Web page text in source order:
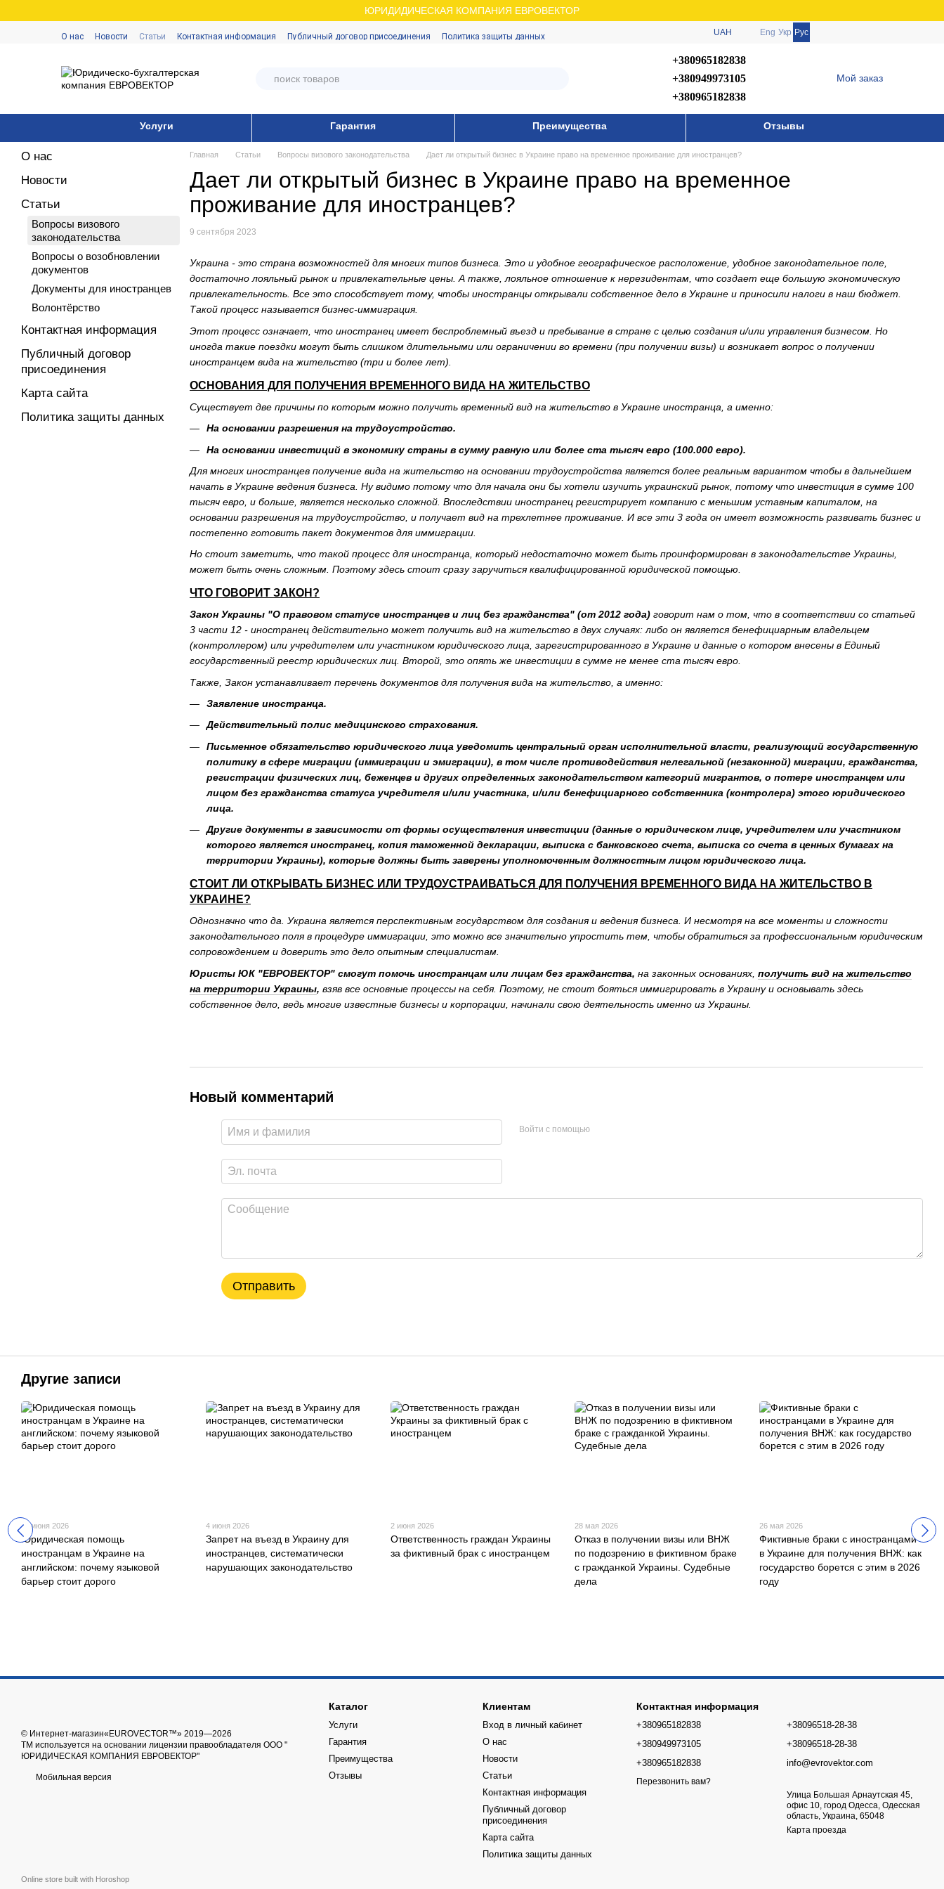
ЮРИДИДИЧЕСКАЯ КОМПАНИЯ ЕВРОВЕКТОР
О нас Новости Статьи Контактная информация Публичный договор присоединения Политика защиты данных UAH Eng Укр Рус
+380965182838
+380949973105
+380965182838
Мой заказ
Услуги Гарантия Преимущества Отзывы
Главная Статьи Вопросы визового законодательства Дает ли открытый бизнес в Украине право на временное проживание для иностранцев?
Дает ли открытый бизнес в Украине право на временное
проживание для иностранцев?
9 сентября 2023
Украина - это страна возможностей для многих типов бизнеса. Это и удобное географическое расположение, удобное законодательное поле,
достаточно лояльный рынок и привлекательные цены. А также, лояльное отношение к нерезидентам, что создает еще большую экономическую
привлекательность. Все это способствует тому, чтобы иностранцы открывали собственное дело в Украине и приносили налоги в наш бюджет.
Такой процесс называется бизнес-иммиграция.
Этот процесс означает, что иностранец имеет беспроблемный въезд и пребывание в стране с целью создания и/или управления бизнесом. Но
иногда такие поездки могут быть слишком длительными или ограничении во времени (при получении визы) и возникает вопрос о получении
иностранцем вида на жительство (три и более лет).
ОСНОВАНИЯ ДЛЯ ПОЛУЧЕНИЯ ВРЕМЕННОГО ВИДА НА ЖИТЕЛЬСТВО
Существует две причины по которым можно получить временный вид на жительство в Украине иностранца, а именно:
На основании разрешения на трудоустройство.
На основании инвестиций в экономику страны в сумму равную или более ста тысяч евро (100.000 евро).
Для многих иностранцев получение вида на жительство на основании трудоустройства является более реальным вариантом чтобы в дальнейшем
начать в Украине ведения бизнеса. Ну видимо потому что для начала они бы хотели изучить украинский рынок, потому что инвестиция в сумме 100
тысяч евро, и больше, является несколько сложной. Впоследствии иностранец регистрирует компанию с меньшим уставным капиталом, на
основании разрешения на трудоустройство, и получает вид на трехлетнее проживание. И все эти 3 года он имеет возможность развивать бизнес и
постепенно готовить пакет документов для иммиграции.
Но стоит заметить, что такой процесс для иностранца, который недостаточно может быть проинформирован в законодательстве Украины,
может быть очень сложным. Поэтому здесь стоит сразу заручиться квалифицированной юридической помощью.
ЧТО ГОВОРИТ ЗАКОН?
Закон Украины "О правовом статусе иностранцев и лиц без гражданства" (от 2012 года) говорит нам о том, что в соответствии со статьей
3 части 12 - иностранец действительно может получить вид на жительство в двух случаях: либо он является бенефициарным владельцем
(контроллером) или учредителем или участником юридического лица, зарегистрированного в Украине и данные о котором внесены в Единый
государственный реестр юридических лиц. Второй, это опять же инвестиции в сумме не менее ста тысяч евро.
Также, Закон устанавливает перечень документов для получения вида на жительство, а именно:
Заявление иностранца.
Действительный полис медицинского страхования.
Письменное обязательство юридического лица уведомить центральный орган исполнительной власти, реализующий государственную
политику в сфере миграции (иммиграции и эмиграции), в том числе противодействия нелегальной (незаконной) миграции, гражданства,
регистрации физических лиц, беженцев и других определенных законодательством категорий мигрантов, о потере иностранцем или
лицом без гражданства статуса учредителя и/или участника, и/или бенефициарного собственника (контролера) этого юридического
лица.
Другие документы в зависимости от формы осуществления инвестиции (данные о юридическом лице, учредителем или участником
которого является иностранец, копия таможенной декларации, выписка с банковского счета, выписка со счета в ценных бумагах на
территории Украины), которые должны быть заверены уполномоченным должностным лицом юридического лица.
СТОИТ ЛИ ОТКРЫВАТЬ БИЗНЕС ИЛИ ТРУДОУСТРАИВАТЬСЯ ДЛЯ ПОЛУЧЕНИЯ ВРЕМЕННОГО ВИДА НА ЖИТЕЛЬСТВО В
УКРАИНЕ?
Однозначно что да. Украина является перспективным государством для создания и ведения бизнеса. И несмотря на все моменты и сложности
законодательного поля в процедуре иммиграции, это можно все значительно упростить тем, чтобы обратиться за профессиональным юридическим
сопровождением и доверить это дело опытным специалистам.
Юристы ЮК "ЕВРОВЕКТОР" смогут помочь иностранцам или лицам без гражданства, на законных основаниях, получить вид на жительство
на территории Украины, взяв все основные процессы на себя. Поэтому, не стоит бояться иммигрировать в Украину и основывать здесь
собственное дело, ведь многие известные бизнесы и корпорации, начинали свою деятельность именно из Украины.
Новый комментарий
Войти с помощью
Отправить
О нас
Новости
Статьи
Вопросы визового
законодательства
Вопросы о возобновлении
документов
Документы для иностранцев
Волонтёрство
Контактная информация
Публичный договор
присоединения
Карта сайта
Политика защиты данных
Другие записи
10 июня 2026
Юридическая помощь
иностранцам в Украине на
английском: почему языковой
барьер стоит дорого
4 июня 2026
Запрет на въезд в Украину для
иностранцев, систематически
нарушающих законодательство
2 июня 2026
Ответственность граждан Украины
за фиктивный брак с иностранцем
28 мая 2026
Отказ в получении визы или ВНЖ
по подозрению в фиктивном браке
с гражданкой Украины. Судебные
дела
26 мая 2026
Фиктивные браки с иностранцами
в Украине для получения ВНЖ: как
государство борется с этим в 2026
году
© Интернет-магазин«EUROVECTOR™» 2019—2026
ТМ используется на основании лицензии правообладателя ООО "
ЮРИДИЧЕСКАЯ КОМПАНИЯ ЕВРОВЕКТОР"
Мобильная версия
Online store built with Horoshop
Каталог
Услуги
Гарантия
Преимущества
Отзывы
Клиентам
Вход в личный кабинет
О нас
Новости
Статьи
Контактная информация
Публичный договор
присоединения
Карта сайта
Политика защиты данных
Контактная информация
+380965182838
+380949973105
+380965182838
Перезвонить вам?
+38096518-28-38
+38096518-28-38
info@evrovektor.com
Улица Большая Арнаутская 45,
офис 10, город Одесса, Одесская
область, Украина, 65048
Карта проезда